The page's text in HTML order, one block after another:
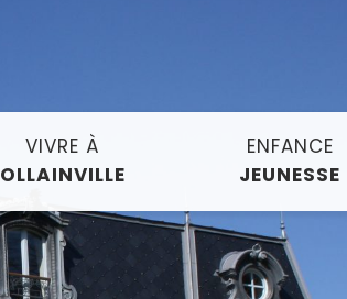
VIVRE À
OLLAINVILLE
ENFANCE
JEUNESSE